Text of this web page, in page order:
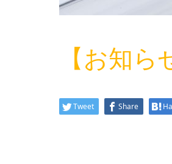
【お知
Tweet Share